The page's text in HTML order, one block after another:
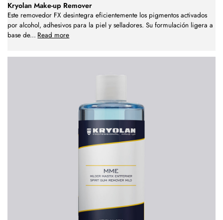
Kryolan Make-up Remover
Este removedor FX desintegra eficientemente los pigmentos activados
por alcohol, adhesivos para la piel y selladores. Su formulación ligera a
base de... Read more